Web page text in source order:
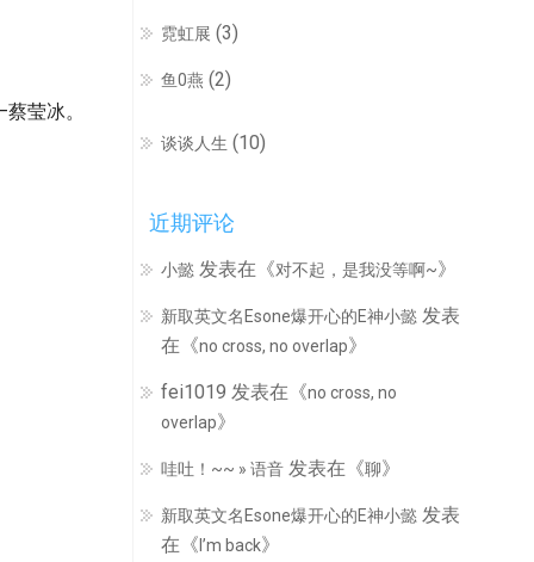
莹冰。
霓虹展 (3)
鱼0燕 (2)
谈谈人生 (10)
近期评论
小懿 发表在《对不起，是我没等啊~》
新取英文名Esone爆开心的E神小懿 发表
在《no cross, no overlap》
fei1019 发表在《no cross, no
overlap》
哇吐！~~ » 语音 发表在《聊》
新取英文名Esone爆开心的E神小懿 发表
在《 I’m back》